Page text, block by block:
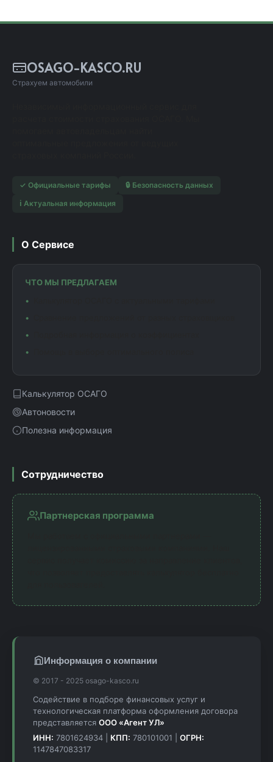
OSAGO-KASCO.RU
Страхуем автомобили
✓ Официальные тарифы
🔒 Безопасность данных
ℹ️ Актуальная информация
О Сервисе
ЧТО МЫ ПРЕДЛАГАЕМ
Калькулятор ОСАГО
Автоновости
Полезна информация
Сотрудничество
Партнерская программа
Информация о компании
© 2017 - 2025 osago-kasco.ru
Содействие в подборе финансовых услуг и
технологическая платформа оформления договора
представляется ООО «Агент УЛ»
ИНН: 7801624934 | КПП: 780101001 | ОГРН:
1147847083317